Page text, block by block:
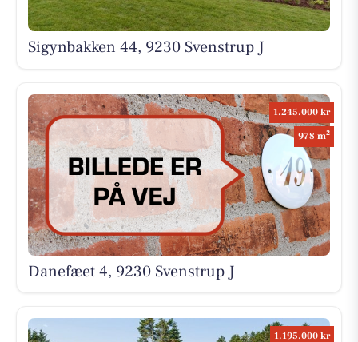
Sigynbakken 44, 9230 Svenstrup J
1.245.000 kr
978 m2
Danefæet 4, 9230 Svenstrup J
1.195.000 kr